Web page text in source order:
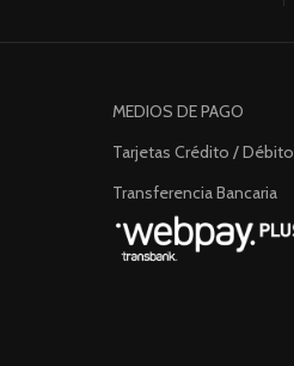
MEDIOS DE PAGO
Tarjetas Crédito / Débito
Transferencia Bancaria